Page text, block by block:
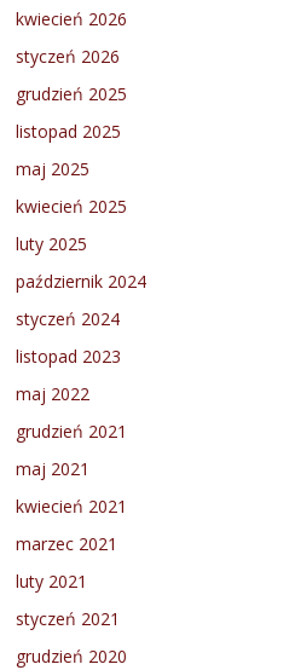
kwiecień 2026
styczeń 2026
grudzień 2025
listopad 2025
maj 2025
kwiecień 2025
luty 2025
październik 2024
styczeń 2024
listopad 2023
maj 2022
grudzień 2021
maj 2021
kwiecień 2021
marzec 2021
luty 2021
styczeń 2021
grudzień 2020